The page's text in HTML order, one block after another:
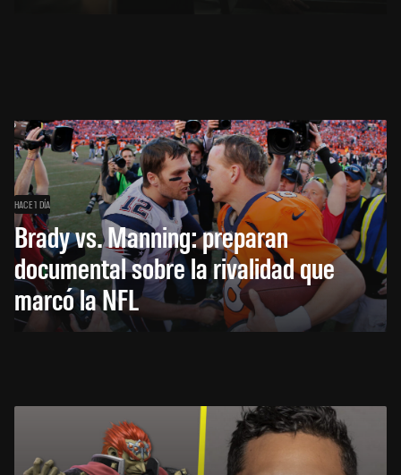
HACE 1 DÍA
Brady vs. Manning: preparan
documental sobre la rivalidad que
marcó la NFL